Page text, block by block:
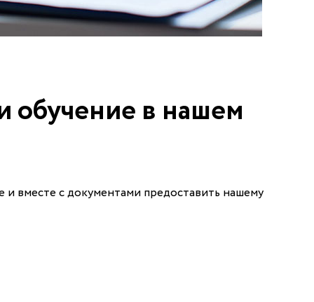
обучение в нашем
и вместе с документами предоставить нашему